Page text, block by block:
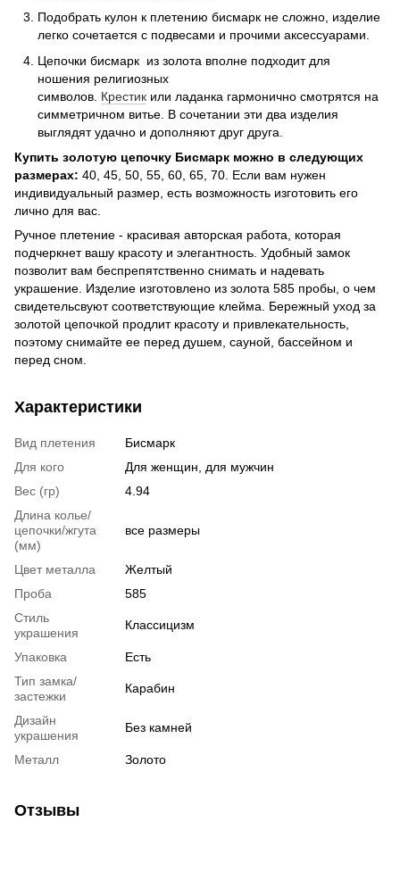
Подобрать кулон к плетению бисмарк не сложно, изделие
легко сочетается с подвесами и прочими аксессуарами.
Цепочки бисмарк из золота вполне подходит для
ношения религиозных
символов. Крестик или ладанка гармонично смотрятся на
симметричном витье. В сочетании эти два изделия
выглядят удачно и дополняют друг друга.
Купить золотую цепочку Бисмарк можно в следующих
размерах: 40, 45, 50, 55, 60, 65, 70. Если вам нужен
индивидуальный размер, есть возможность изготовить его
лично для вас.
Ручное плетение - красивая авторская работа, которая
подчеркнет вашу красоту и элегантность. Удобный замок
позволит вам беспрепятственно снимать и надевать
украшение. Изделие изготовлено из золота 585 пробы, о чем
свидетельсвуют соответствующие клейма. Бережный уход за
золотой цепочкой продлит красоту и привлекательность,
поэтому снимайте ее перед душем, сауной, бассейном и
перед сном.
Характеристики
Вид плетения
Бисмарк
Для кого
Для женщин, для мужчин
Вес (гр)
4.94
Длина колье/
цепочки/жгута
(мм)
все размеры
Цвет металла
Желтый
Проба
585
Стиль
украшения
Классицизм
Упаковка
Есть
Тип замка/
застежки
Карабин
Дизайн
украшения
Без камней
Металл Золото
Отзывы